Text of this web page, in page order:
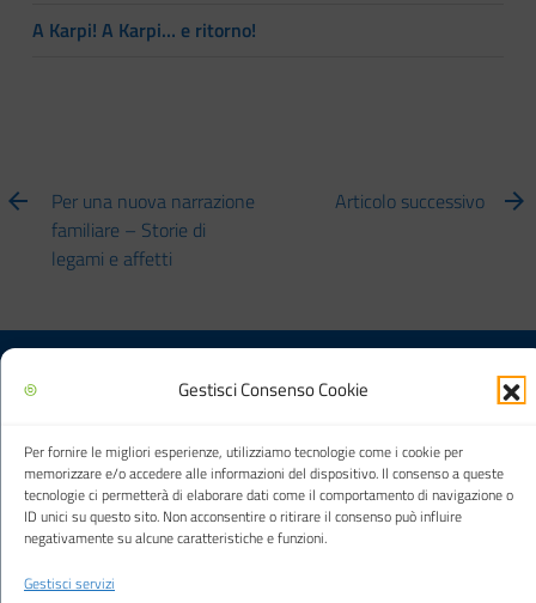
Gestisci Consenso Cookie
Per fornire le migliori esperienze, utilizziamo tecnologie come i cookie per
memorizzare e/o accedere alle informazioni del dispositivo. Il consenso a queste
tecnologie ci permetterà di elaborare dati come il comportamento di navigazione o
ID unici su questo sito. Non acconsentire o ritirare il consenso può influire
negativamente su alcune caratteristiche e funzioni.
Gestisci servizi
A Karpi! A Karpi… e ritorno!
Per una nuova narrazione
familiare – Storie di
legami e affetti
Articolo successivo
Biblioteca multimediale "Arturo Loria"
Città di Carpi